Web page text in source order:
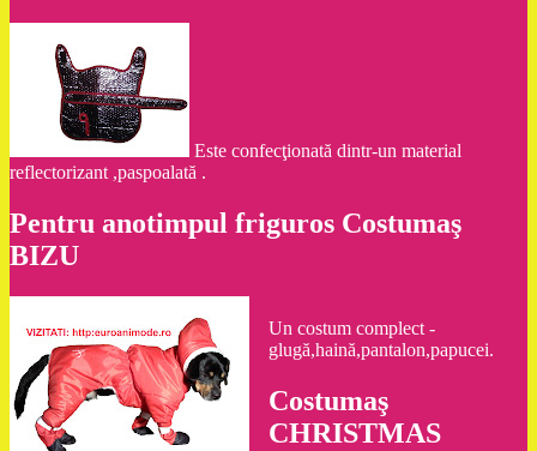
Este confecţionată dintr-un material
reflectorizant ,paspoalată .
Pentru anotimpul friguros Costumaş
BIZU
Un costum complect -
glugă,haină,pantalon,papucei.
Costumaş
CHRISTMAS